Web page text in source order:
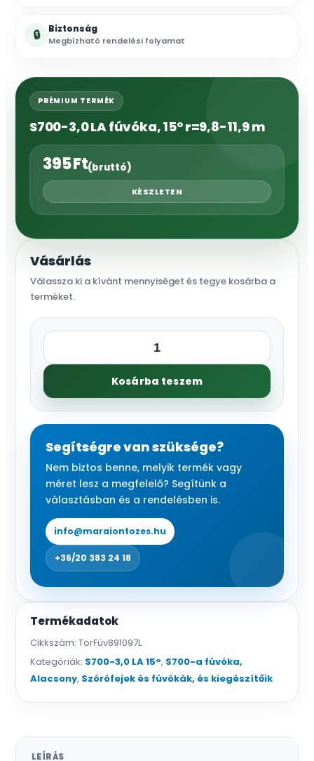
🔒 Biztonság
Megbízható rendelési folyamat
PRÉMIUM TERMÉK
S700-3,0 LA fúvóka, 15° r=9,8-11,9 m
395Ft(bruttó)
KÉSZLETEN
Vásárlás
Válassza ki a kívánt mennyiséget és tegye kosárba a
terméket.
S700-
3,0
LA
15°
r=9,8-
mennyiség
Kosárba teszem
Segítségre van szüksége?
Nem biztos benne, melyik termék vagy
méret lesz a megfelelő? Segítünk a
választásban és a rendelésben is.
info@maraiontozes.hu
+36/20 383 24 18
Termékadatok
Cikkszám: TorFúv891097L
Kategóriák: S700-3,0 LA 15°, S700-a fúvóka,
Alacsony, Szórófejek és fúvókák, és kiegészítőik
LEÍRÁS